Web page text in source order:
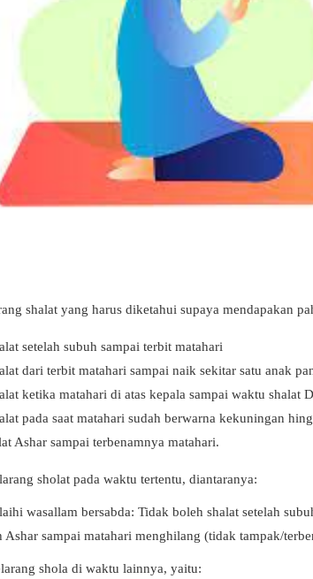
shalat yang harus diketahui supaya mendapakan
setelah subuh sampai terbit matahari
dari terbit matahari sampai naik sekitar satu anak
ketika matahari di atas kepala sampai waktu shalat
pada saat matahari sudah berwarna kekuningan
Ashar sampai terbenamnya matahari.
sholat pada waktu tertentu, diantaranya:
wasallam bersabda: Tidak boleh shalat setelah
Ashar sampai matahari menghilang (tidak tampak/
shola di waktu lainnya, yaitu: